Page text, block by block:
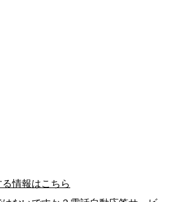
情報はこちら